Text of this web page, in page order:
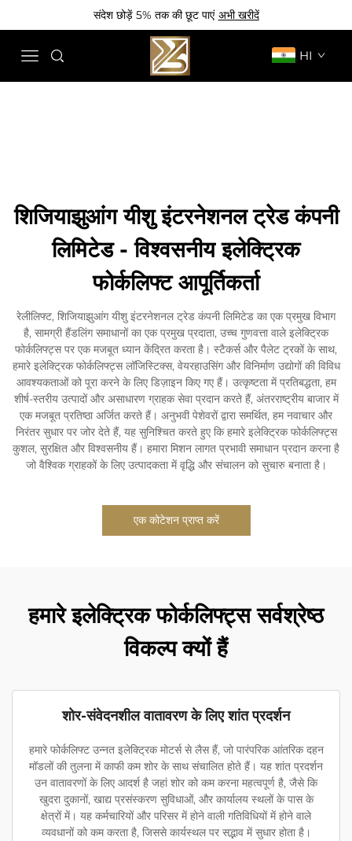
संदेश छोड़ें 5% तक की छूट पाएं अभी खरीदें
HI
शिजियाझुआंग यीशु इंटरनेशनल ट्रेड कंपनी
लिमिटेड - विश्वसनीय इलेक्ट्रिक
फोर्कलिफ्ट आपूर्तिकर्ता
रेलीलिफ्ट, शिजियाझुआंग यीशु इंटरनेशनल ट्रेड कंपनी लिमिटेड का एक प्रमुख विभाग
है, सामग्री हैंडलिंग समाधानों का एक प्रमुख प्रदाता, उच्च गुणवत्ता वाले इलेक्ट्रिक
फोर्कलिफ्ट्स पर एक मजबूत ध्यान केंद्रित करता है। स्टैकर्स और पैलेट ट्रकों के साथ,
हमारे इलेक्ट्रिक फोर्कलिफ्ट्स लॉजिस्टिक्स, वेयरहाउसिंग और विनिर्माण उद्योगों की विविध
आवश्यकताओं को पूरा करने के लिए डिज़ाइन किए गए हैं। उत्कृष्टता में प्रतिबद्धता, हम
शीर्ष-स्तरीय उत्पादों और असाधारण ग्राहक सेवा प्रदान करते हैं, अंतरराष्ट्रीय बाजार में
एक मजबूत प्रतिष्ठा अर्जित करते हैं। अनुभवी पेशेवरों द्वारा समर्थित, हम नवाचार और
निरंतर सुधार पर जोर देते हैं, यह सुनिश्चित करते हुए कि हमारे इलेक्ट्रिक फोर्कलिफ्ट्स
कुशल, सुरक्षित और विश्वसनीय हैं। हमारा मिशन लागत प्रभावी समाधान प्रदान करना है
जो वैश्विक ग्राहकों के लिए उत्पादकता में वृद्धि और संचालन को सुचारु बनाता है।
एक कोटेशन प्राप्त करें
हमारे इलेक्ट्रिक फोर्कलिफ्ट्स सर्वश्रेष्ठ
विकल्प क्यों हैं
शोर-संवेदनशील वातावरण के लिए शांत प्रदर्शन
हमारे फोर्कलिफ्ट उन्नत इलेक्ट्रिक मोटर्स से लैस हैं, जो पारंपरिक आंतरिक दहन
मॉडलों की तुलना में काफी कम शोर के साथ संचालित होते हैं। यह शांत प्रदर्शन
उन वातावरणों के लिए आदर्श है जहां शोर को कम करना महत्वपूर्ण है, जैसे कि
खुदरा दुकानों, खाद्य प्रसंस्करण सुविधाओं, और कार्यालय स्थलों के पास के
क्षेत्रों में। यह कर्मचारियों और परिसर में होने वाली गतिविधियों में होने वाले
व्यवधानों को कम करता है, जिससे कार्यस्थल पर सद्भाव में सुधार होता है।